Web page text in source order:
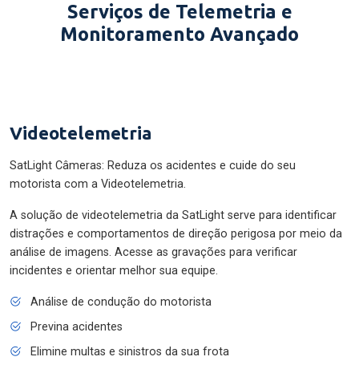
Serviços de Telemetria e
Monitoramento Avançado
Videotelemetria
SatLight Câmeras: Reduza os acidentes e cuide do seu
motorista com a Videotelemetria.
A solução de videotelemetria da SatLight serve para identificar
distrações e comportamentos de direção perigosa por meio da
análise de imagens. Acesse as gravações para verificar
incidentes e orientar melhor sua equipe.
Análise de condução do motorista
Previna acidentes
Elimine multas e sinistros da sua frota